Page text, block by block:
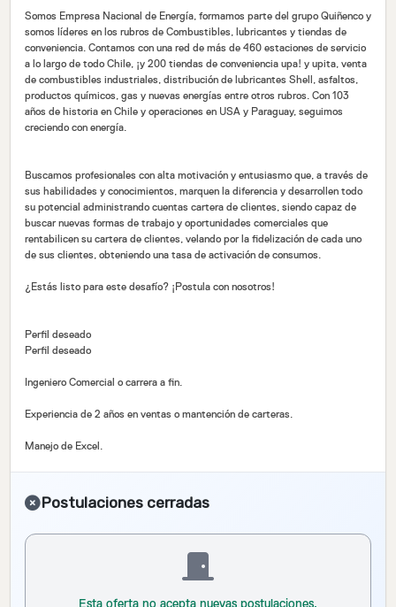
Somos Empresa Nacional de Energía, formamos parte del grupo Quiñenco y
somos líderes en los rubros de Combustibles, lubricantes y tiendas de
conveniencia. Contamos con una red de más de 460 estaciones de servicio
a lo largo de todo Chile, ¡y 200 tiendas de conveniencia upa! y upita, venta
de combustibles industriales, distribución de lubricantes Shell, asfaltos,
productos químicos, gas y nuevas energías entre otros rubros. Con 103
años de historia en Chile y operaciones en USA y Paraguay, seguimos
creciendo con energía.
Buscamos profesionales con alta motivación y entusiasmo que, a través de
sus habilidades y conocimientos, marquen la diferencia y desarrollen todo
su potencial administrando cuentas cartera de clientes, siendo capaz de
buscar nuevas formas de trabajo y oportunidades comerciales que
rentabilicen su cartera de clientes, velando por la fidelización de cada uno
de sus clientes, obteniendo una tasa de activación de consumos.
¿Estás listo para este desafío? ¡Postula con nosotros!
Perfil deseado
Perfil deseado
Ingeniero Comercial o carrera a fin.
Experiencia de 2 años en ventas o mantención de carteras.
Manejo de Excel.
Postulaciones cerradas
Esta oferta no acepta nuevas postulaciones.